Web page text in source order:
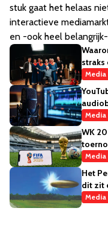
stuk gaat het helaas
interactieve
en -ook heel
Media
Media
WK
Media
Het
dit zit
Media